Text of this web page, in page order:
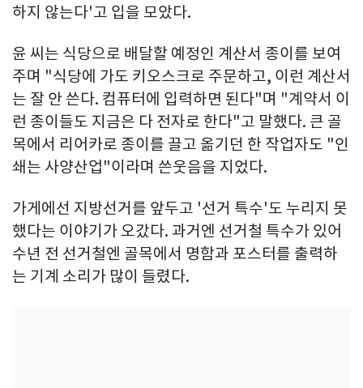
하지 않는다'고 입을 모았다.
윤 씨는 식당으로 배달할 예정인 계산서 종이를 보여
주며 "식당에 가도 키오스크로 주문하고, 이런 계산서
는 잘 안 쓴다. 컴퓨터에 입력하면 된다"며 "계약서 이
런 종이들도 지금은 다 전자로 한다"고 말했다. 큰 골
목에서 리어카로 종이를 끌고 옮기던 한 작업자도 "인
쇄는 사양산업"이라며 쓴웃음을 지었다.
가게에선 지방선거를 앞두고 '선거 특수'도 누리지 못
했다는 이야기가 오갔다. 과거엔 선거철 특수가 있어
수년 전 선거철엔 골목에서 명함과 포스터를 출력하
는 기계 소리가 많이 들렸다.